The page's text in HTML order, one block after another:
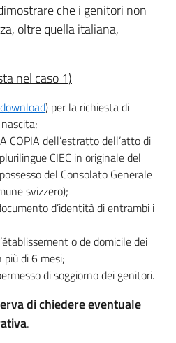
che i genitori non
oltre quella italiana,
nel caso 1)
download) per la richiesta di
COPIA dell’estratto dell’atto di
CIEC in originale del
del Consolato Generale
svizzero);
d’identità di entrambi i
o de domicile dei
di 6 mesi;
di soggiorno dei genitori.
di chiedere eventuale
.